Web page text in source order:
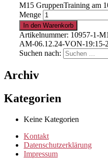
.
15% für
.
Clubmitglied
M15 GruppenTraining am
Menge
In den Warenkorb
Artikelnummer: 10957-1-
AM-06.12.24-VON-19:15-
Suchen nach:
Archiv
Kategorien
Keine Kategorien
Kontakt
Datenschutzerklärung
Impressum